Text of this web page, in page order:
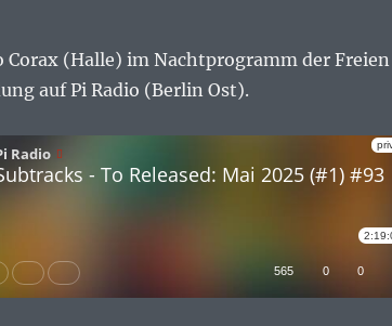
Corax (Halle) im Nachtprogramm der Freien
auf Pi Radio (Berlin Ost).